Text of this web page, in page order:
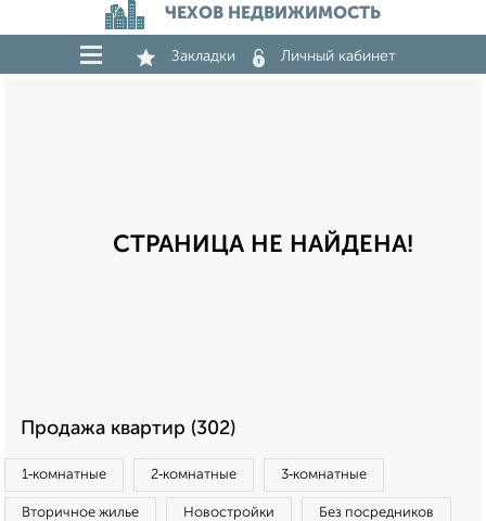
ЧЕХОВ НЕДВИЖИМОСТЬ
Закладки Личный кабинет
СТРАНИЦА НЕ НАЙДЕНА!
Продажа квартир (302)
1‑комнатные 2‑комнатные 3‑комнатные
Вторичное жилье Новостройки Без посредников